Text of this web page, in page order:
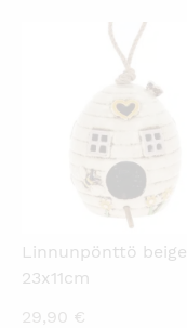
KATSO PIKANÄKYMÄ
Linnunpönttö beige
23x11cm
29,90 €